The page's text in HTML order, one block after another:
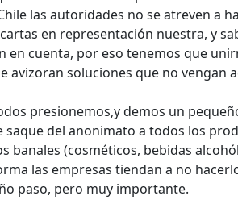
las autoridades no se atreven a
en representación nuestra, y
cuenta, por eso tenemos que
avizoran soluciones que no vengan
presionemos,y demos un
del anonimato a todos los
(cosméticos, bebidas
las empresas tiendan a no
paso, pero muy importante.